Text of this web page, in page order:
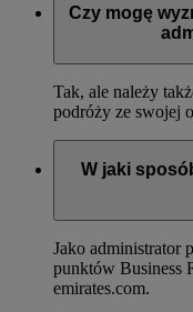
Czy mogę
Tak, ale należy
podróży ze swojej
W jaki
Jako administrator
punktów Business
emirates.com.